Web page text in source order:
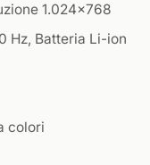
1.024x768
Hz, Batteria Li-ion
colori